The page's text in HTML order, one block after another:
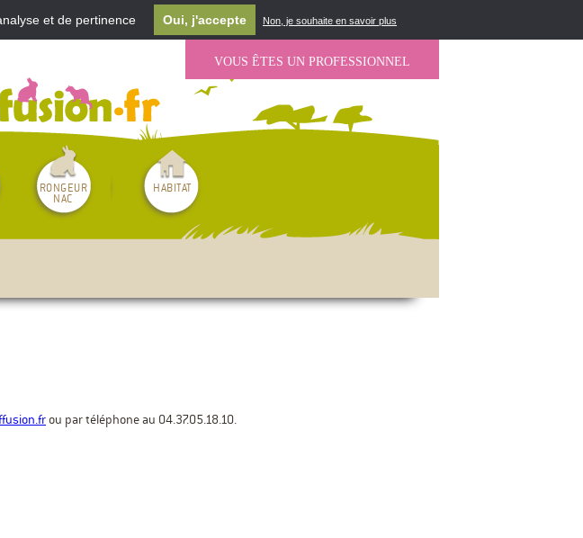
RONGEUR
NAC
HABITAT
ou par téléphone au 04.37.05.18.10.
MON COMPTE
VOUS ÊTES UN PROFESSIONNEL
et de pertinence Oui, j'accepte Non, je souhaite en savoir plus